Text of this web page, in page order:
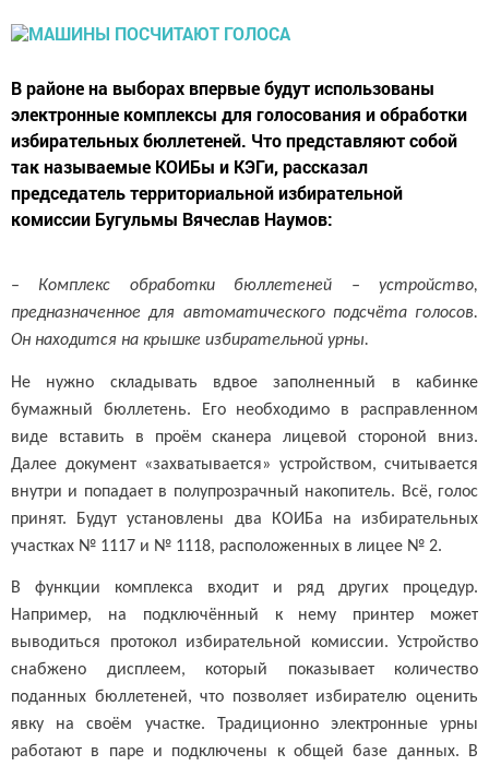
В районе на выборах впервые будут использованы
электронные комплексы для голосования и обработки
избирательных бюллетеней. Что представляют собой
так называемые КОИБы и КЭГи, рассказал
председатель территориальной избирательной
комиссии Бугульмы Вячеслав Наумов:
– Комплекс обработки бюллетеней – устройство,
предназначенное для автоматического подсчёта голосов.
Он находится на крышке избирательной урны.
Не нужно складывать вдвое заполненный в кабинке
бумажный бюллетень. Его необходимо в расправленном
виде вставить в проём сканера лицевой стороной вниз.
Далее документ «захватывается» устройством, считывается
внутри и попадает в полупрозрачный накопитель. Всё, голос
принят. Будут установлены два КОИБа на избирательных
участках № 1117 и № 1118, расположенных в лицее № 2.
В функции комплекса входит и ряд других процедур.
Например, на подключённый к нему принтер может
выводиться протокол избирательной комиссии. Устройство
снабжено дисплеем, который показывает количество
поданных бюллетеней, что позволяет избирателю оценить
явку на своём участке. Традиционно электронные урны
работают в паре и подключены к общей базе данных. В